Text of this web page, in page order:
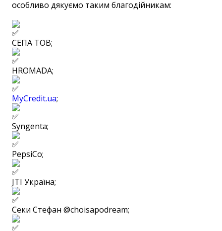
особливо дякуємо таким благодійникам:
СЕПА ТОВ;
HROMADA;
MyCredit.ua;
Syngenta;
PepsiCo;
JTI Україна;
Секи Стефан @choisapodream;